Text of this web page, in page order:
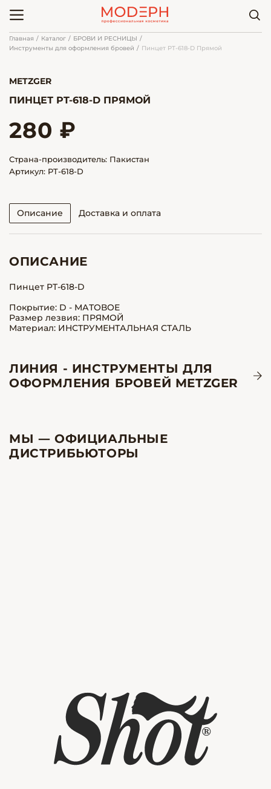
Главная Каталог
БРОВИ И РЕСНИЦЫ
Инструменты для оформления бровей
Пинцет PT-618-D Прямой
METZGER
ПИНЦЕТ PT-618-D ПРЯМОЙ
280 ₽
Страна-производитель: Пакистан
Артикул: PT-618-D
Описание Доставка и оплата
ОПИСАНИЕ
Пинцет PT-618-D
Покрытие: D - МАТОВОЕ
Размер лезвия: ПРЯМОЙ
Материал: ИНСТРУМЕНТАЛЬНАЯ СТАЛЬ
ЛИНИЯ - ИНСТРУМЕНТЫ ДЛЯ
ОФОРМЛЕНИЯ БРОВЕЙ METZGER
МЫ — ОФИЦИАЛЬНЫЕ
ДИСТРИБЬЮТОРЫ